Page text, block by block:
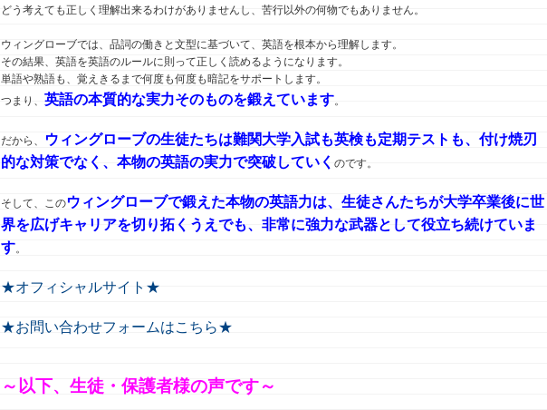
どう考えても正しく理解出来るわけがありませんし、苦行以外の何物でもありません。
ウィングローブでは、品詞の働きと文型に基づいて、英語を根本から理解します。
その結果、英語を英語のルールに則って正しく読めるようになります。
単語や熟語も、覚えきるまで何度も何度も暗記をサポートします。
つまり、 英語の本質的な実力そのものを鍛えています。
だから、
ウィングローブの生徒たちは難関大学入試も英検も定期テストも、付け焼刃
的な対策でなく、本物の英語の実力で突破していく のです。
そして、このウィングローブで鍛えた本物の英語力は、生徒さんたちが大学卒業後に世
界を広げキャリアを切り拓くうえでも、非常に強力な武器として役立ち続けていま
す。
★オフィシャルサイト★
★お問い合わせフォームはこちら★
～以下、生徒・保護者様の声です～